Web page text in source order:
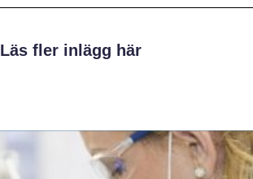
Läs fler inlägg här